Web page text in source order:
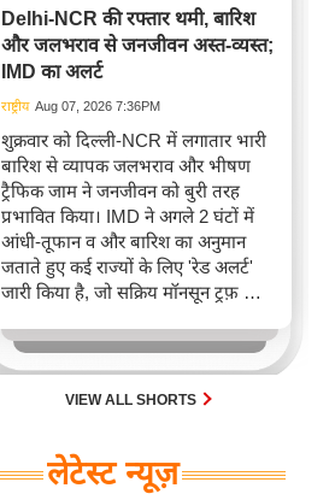
Delhi-NCR की रफ्तार थमी, बारिश
और जलभराव से जनजीवन अस्त-व्यस्त;
IMD का अलर्ट
राष्ट्रीय Aug 07, 2026 7:36PM
शुक्रवार को दिल्ली-NCR में लगातार भारी
बारिश से व्यापक जलभराव और भीषण
ट्रैफिक जाम ने जनजीवन को बुरी तरह
प्रभावित किया। IMD ने अगले 2 घंटों में
आंधी-तूफान व और बारिश का अनुमान
जताते हुए कई राज्यों के लिए 'रेड अलर्ट'
जारी किया है, जो सक्रिय मॉनसून ट्रफ़ और
जिससे यातायात बाधित होने के साथ-साथ
सफदरजंग अस्पताल में भी जलभराव की
स्थिति बनी।VIEW ALL SHORTS
लेटेस्ट न्यूज़